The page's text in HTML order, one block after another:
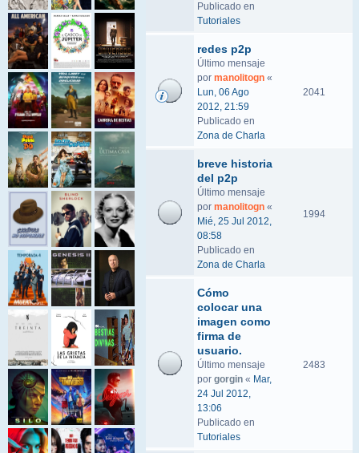
Publicado en
Tutoriales
redes p2p
Último mensaje
por manolitogn «
Lun, 06 Ago
2012, 21:59
Publicado en
Zona de Charla
2041
breve historia
del p2p
Último mensaje
por manolitogn «
Mié, 25 Jul 2012,
08:58
Publicado en
Zona de Charla
1994
Cómo
colocar una
imagen como
firma de
usuario.
Último mensaje
por gorgin « Mar,
24 Jul 2012,
13:06
Publicado en
Tutoriales
2483